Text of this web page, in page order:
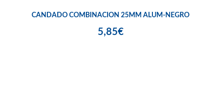
CANDADO COMBINACION 25MM ALUM-NEGRO
5,85€